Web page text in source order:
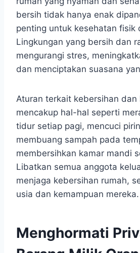
bersih tidak hanya enak
penting untuk kesehatan fisik
Lingkungan yang bersih dan
mengurangi stres,
dan menciptakan suasana
Aturan terkait kebersihan
mencakup hal-hal seperti
tidur setiap pagi, mencuci
membuang sampah pada
membersihkan kamar mandi
Libatkan semua anggota
menjaga kebersihan rumah,
usia dan kemampuan mereka.
Menghormati